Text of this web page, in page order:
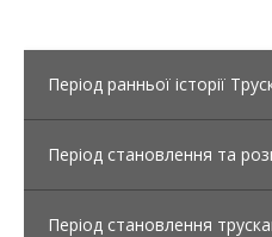
Період ранньої історії
Період становлення та
Період становлення